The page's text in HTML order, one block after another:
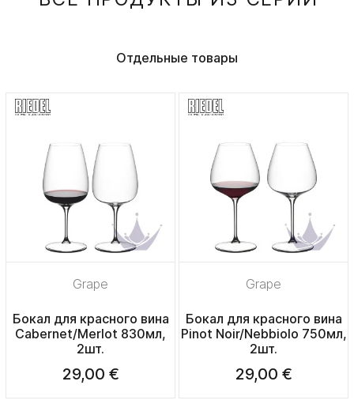
Отдельные товары
Grape
Бокал для красного вина
Cabernet/Merlot 830мл,
2шт.
29,00 €
Grape
Бокал для красного вина
Pinot Noir/Nebbiolo 750мл,
2шт.
29,00 €